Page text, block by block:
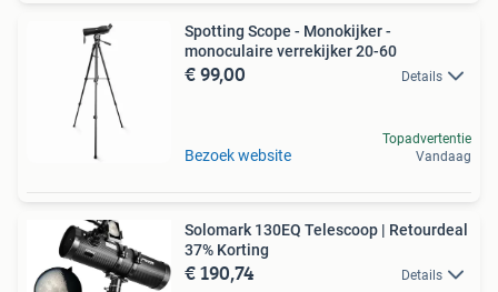
Spotting Scope - Monokijker -
monoculaire verrekijker 20-60
€ 99,00 Details
Bezoek website
Topadvertentie
Vandaag
Solomark 130EQ Telescoop | Retourdeal
37% Korting
€ 190,74 Details